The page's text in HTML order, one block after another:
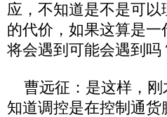
应，不知道是不是可
的代价，如果这算是
将会遇到可能会遇到吗
曹远征：是这样，刚
知道调控是在控制通